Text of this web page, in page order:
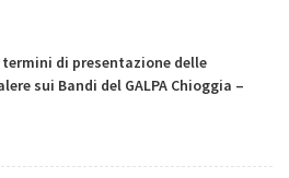
di presentazione delle
sui Bandi del GALPA Chioggia –